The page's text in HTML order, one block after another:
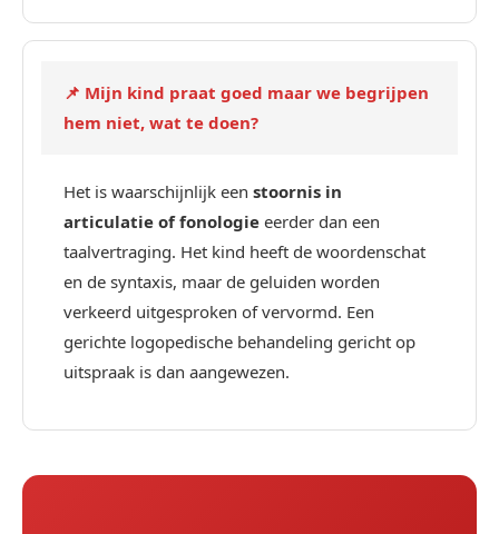
📌 Mijn kind praat goed maar we begrijpen
hem niet, wat te doen?
Het is waarschijnlijk een stoornis in
articulatie of fonologie eerder dan een
taalvertraging. Het kind heeft de woordenschat
en de syntaxis, maar de geluiden worden
verkeerd uitgesproken of vervormd. Een
gerichte logopedische behandeling gericht op
uitspraak is dan aangewezen.